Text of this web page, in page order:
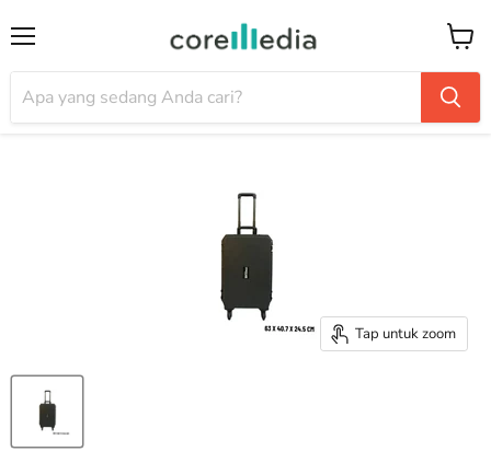
Tap untuk zoom